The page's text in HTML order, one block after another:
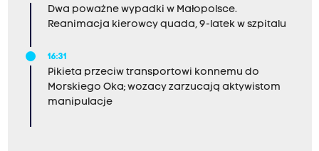
Dwa poważne wypadki w Małopolsce.
Reanimacja kierowcy quada, 9-latek w szpitalu
16:31
Pikieta przeciw transportowi konnemu do
Morskiego Oka; wozacy zarzucają aktywistom
manipulacje